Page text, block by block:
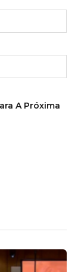
A Próxima